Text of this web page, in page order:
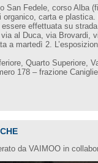
San Fedele, corso Alba
carta e
effettuata su
al Duca, via Brovardi,
a martedì 2.
Quarto Superiore,
178 – frazione
da VAIMOO in